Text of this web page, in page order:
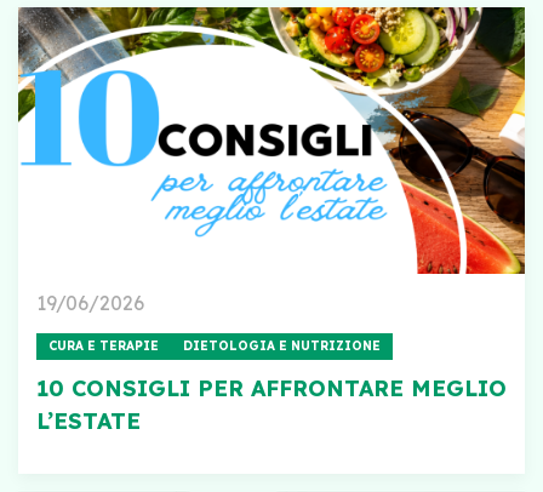
19/06/2026
CURA E TERAPIE DIETOLOGIA E NUTRIZIONE
10 CONSIGLI PER AFFRONTARE MEGLIO
L’ESTATE